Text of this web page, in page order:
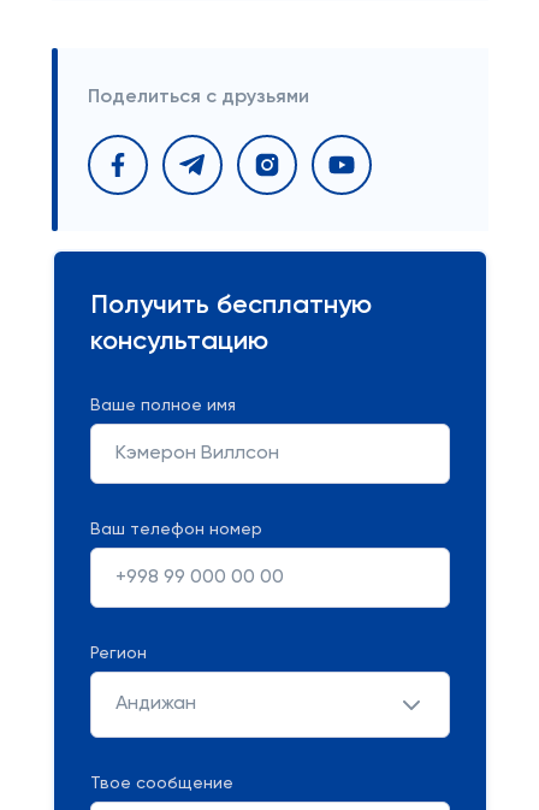
Поделиться с друзьями
Получить бесплатную
консультацию
Ваше полное имя
Ваш телефон номер
Регион
Андижан
Твое сообщение